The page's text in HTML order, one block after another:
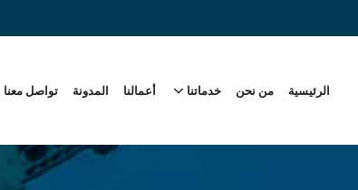
الرئيسية من نحن خدماتنا أعمالنا المدونة تواصل معنا